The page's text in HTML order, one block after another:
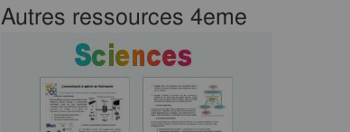
Autres ressources 4eme